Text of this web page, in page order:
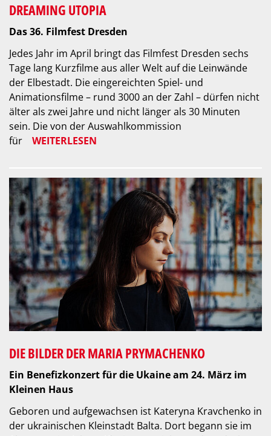
DREAMING UTOPIA
Das 36. Filmfest Dresden
Jedes Jahr im April bringt das Filmfest Dresden sechs
Tage lang Kurzfilme aus aller Welt auf die Leinwände
der Elbestadt. Die eingereichten Spiel- und
Animationsfilme – rund 3000 an der Zahl – dürfen nicht
älter als zwei Jahre und nicht länger als 30 Minuten
sein. Die von der Auswahlkommission
für
WEITERLESEN
DIE BILDER DER MARIA PRYMACHENKO
Ein Benefizkonzert für die Ukaine am 24. März im
Kleinen Haus
Geboren und aufgewachsen ist Kateryna Kravchenko in
der ukrainischen Kleinstadt Balta. Dort begann sie im